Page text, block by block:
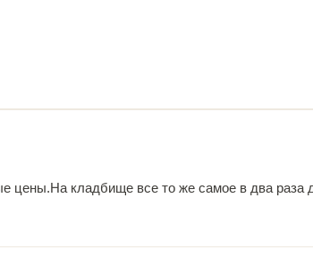
цены.На кладбище все то же самое в два раза